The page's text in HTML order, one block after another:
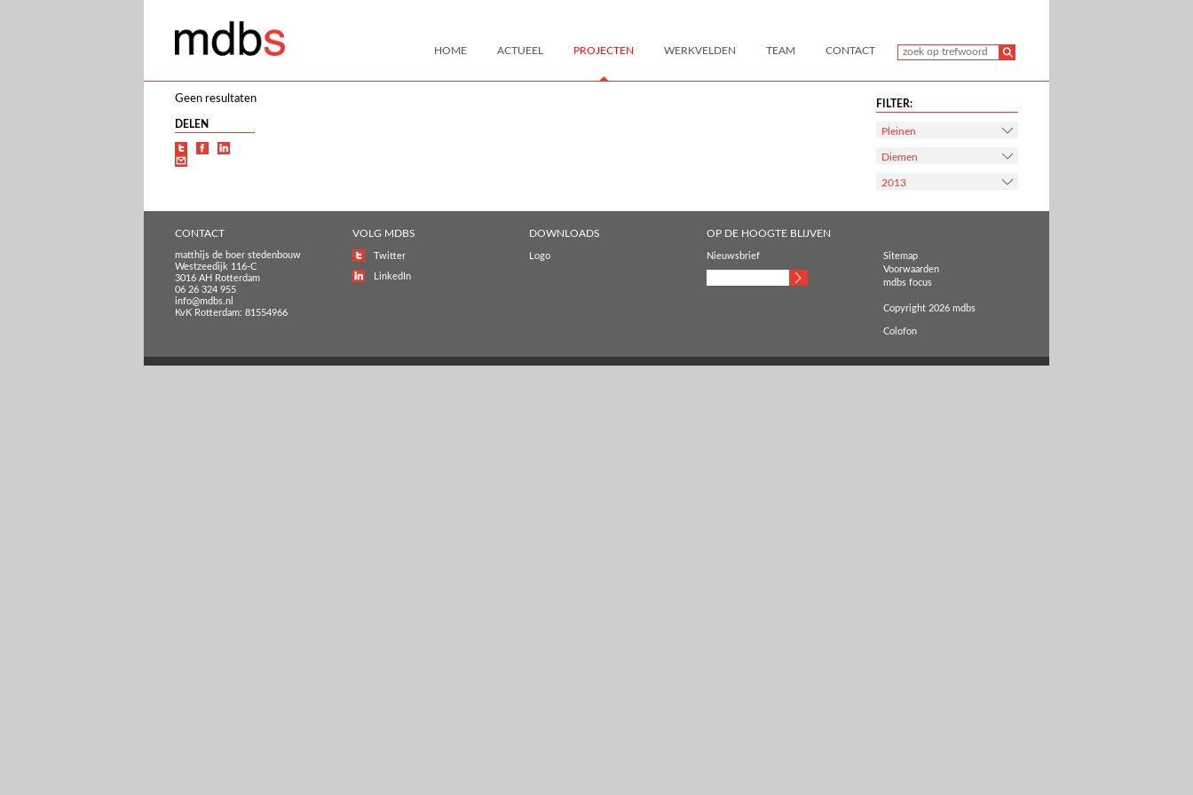
HOME ACTUEEL PROJECTEN WERKVELDEN TEAM CONTACT
Geen resultaten
DELEN
FILTER:
Pleinen
Diemen
2013
CONTACT
matthijs de boer stedenbouw
Westzeedijk 116-C
3016 AH Rotterdam
06 26 324 955
info@mdbs.nl
KvK Rotterdam: 81554966
VOLG MDBS
Twitter
LinkedIn
DOWNLOADS
Logo
OP DE HOOGTE BLIJVEN
Nieuwsbrief
Sitemap
Voorwaarden
mdbs focus
Copyright 2026 mdbs
Colofon